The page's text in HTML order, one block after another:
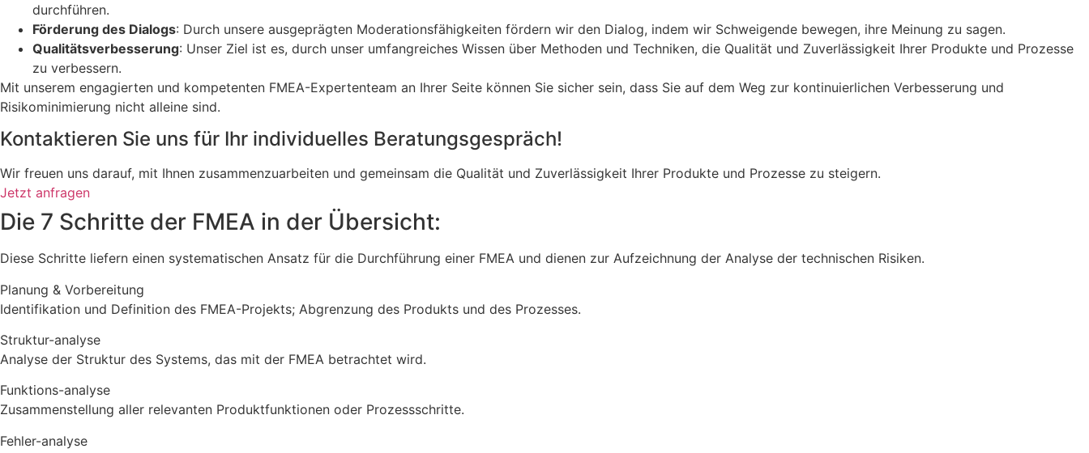
durchführen.
Förderung des Dialogs: Durch unsere ausgeprägten Moderationsfähigkeiten fördern wir den Dialog, indem wir Schweigende bewegen, ihre Meinung zu sagen.
Qualitätsverbesserung: Unser Ziel ist es, durch unser umfangreiches Wissen über Methoden und Techniken, die Qualität und Zuverlässigkeit Ihrer Produkte und Prozesse
zu verbessern.
Mit unserem engagierten und kompetenten FMEA-Expertenteam an Ihrer Seite können Sie sicher sein, dass Sie auf dem Weg zur kontinuierlichen Verbesserung und
Risikominimierung nicht alleine sind.
Kontaktieren Sie uns für Ihr individuelles Beratungsgespräch!
Wir freuen uns darauf, mit Ihnen zusammenzuarbeiten und gemeinsam die Qualität und Zuverlässigkeit Ihrer Produkte und Prozesse zu steigern.
Jetzt anfragen
Die 7 Schritte der FMEA in der Übersicht:
Diese Schritte liefern einen systematischen Ansatz für die Durchführung einer FMEA und dienen zur Aufzeichnung der Analyse der technischen Risiken.
Planung & Vorbereitung
Identifikation und Definition des FMEA-Projekts; Abgrenzung des Produkts und des Prozesses.
Struktur-analyse
Analyse der Struktur des Systems, das mit der FMEA betrachtet wird.
Funktions-analyse
Zusammenstellung aller relevanten Produktfunktionen oder Prozessschritte.
Fehler-analyse